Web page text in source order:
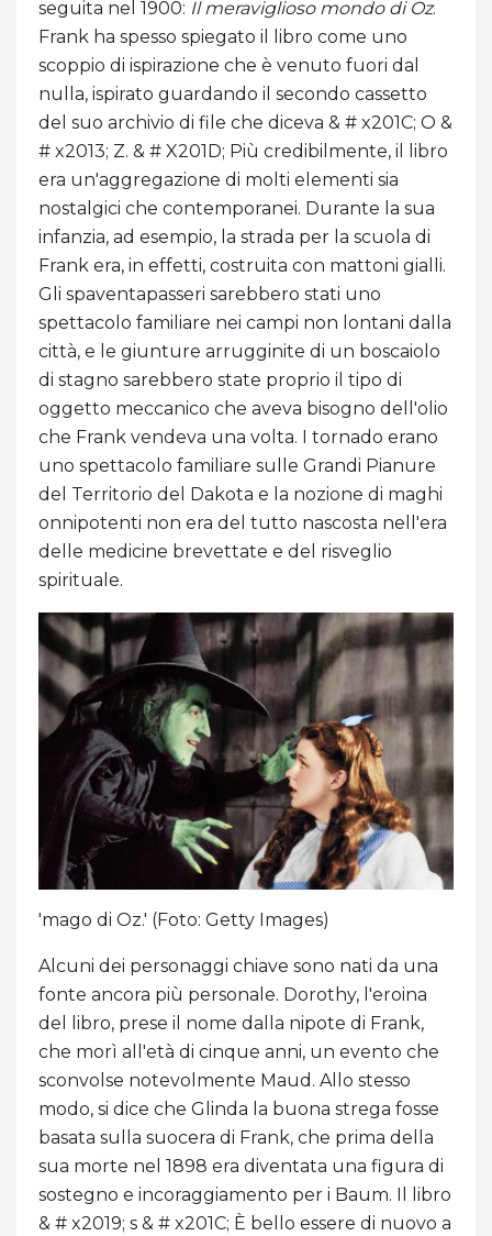
seguita nel 1900: Il meraviglioso mondo di Oz.
Frank ha spesso spiegato il libro come uno
scoppio di ispirazione che è venuto fuori dal
nulla, ispirato guardando il secondo cassetto
del suo archivio di file che diceva & # x201C; O &
# x2013; Z. & # X201D; Più credibilmente, il libro
era un'aggregazione di molti elementi sia
nostalgici che contemporanei. Durante la sua
infanzia, ad esempio, la strada per la scuola di
Frank era, in effetti, costruita con mattoni gialli.
Gli spaventapasseri sarebbero stati uno
spettacolo familiare nei campi non lontani dalla
città, e le giunture arrugginite di un boscaiolo
di stagno sarebbero state proprio il tipo di
oggetto meccanico che aveva bisogno dell'olio
che Frank vendeva una volta. I tornado erano
uno spettacolo familiare sulle Grandi Pianure
del Territorio del Dakota e la nozione di maghi
onnipotenti non era del tutto nascosta nell'era
delle medicine brevettate e del risveglio
spirituale.
'mago di Oz.' (Foto: Getty Images)
Alcuni dei personaggi chiave sono nati da una
fonte ancora più personale. Dorothy, l'eroina
del libro, prese il nome dalla nipote di Frank,
che morì all'età di cinque anni, un evento che
sconvolse notevolmente Maud. Allo stesso
modo, si dice che Glinda la buona strega fosse
basata sulla suocera di Frank, che prima della
sua morte nel 1898 era diventata una figura di
sostegno e incoraggiamento per i Baum. Il libro
& # x2019; s & # x201C; È bello essere di nuovo a